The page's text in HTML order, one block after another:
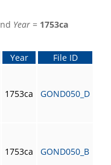
Year = 1753ca
Year
File ID
1753ca GOND050_D
1753ca GOND050_B